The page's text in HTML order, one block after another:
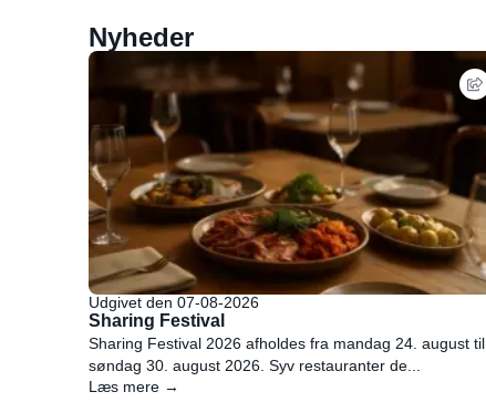
Nyheder
Udgivet den 07-08-2026
Sharing Festival
Sharing Festival 2026 afholdes fra mandag 24. august til
søndag 30. august 2026. Syv restauranter de...
Læs mere →